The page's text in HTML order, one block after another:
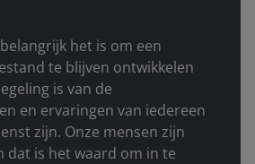
het is om een
te blijven ontwikkelen
is van de
en ervaringen van iedereen
zijn. Onze mensen zijn
dat is het waard om in te